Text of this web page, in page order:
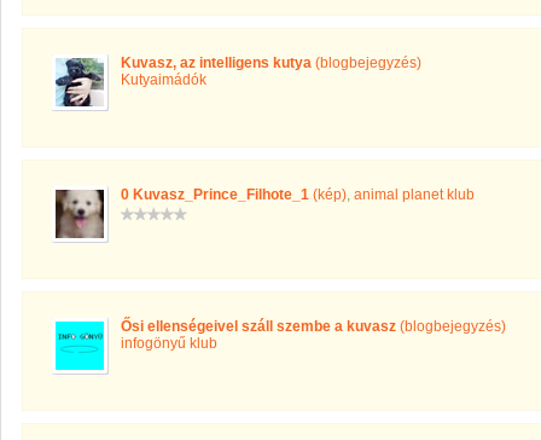
Kuvasz, az intelligens kutya (blogbejegyzés)
Kutyaimádók
0 Kuvasz_Prince_Filhote_1 (kép), animal planet klub
Ősi ellenségeivel száll szembe a kuvasz (blogbejegyzés)
infogönyű klub